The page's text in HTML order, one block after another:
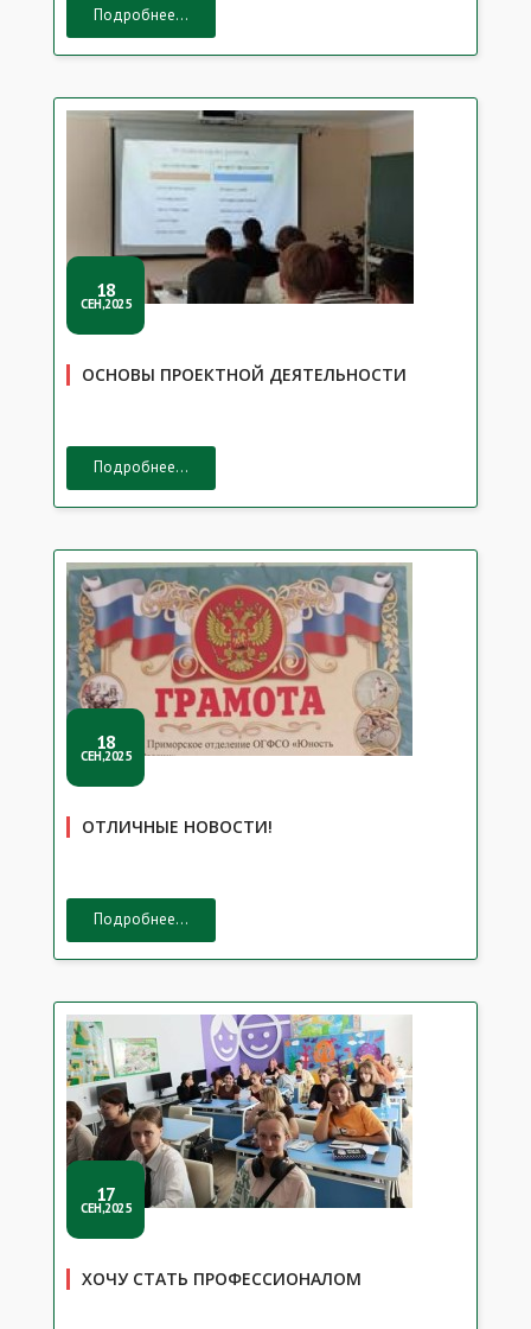
Подробнее...
18
СЕН,2025
ОСНОВЫ ПРОЕКТНОЙ ДЕЯТЕЛЬНОСТИ
Подробнее...
18
СЕН,2025
ОТЛИЧНЫЕ НОВОСТИ!
Подробнее...
17
СЕН,2025
ХОЧУ СТАТЬ ПРОФЕССИОНАЛОМ